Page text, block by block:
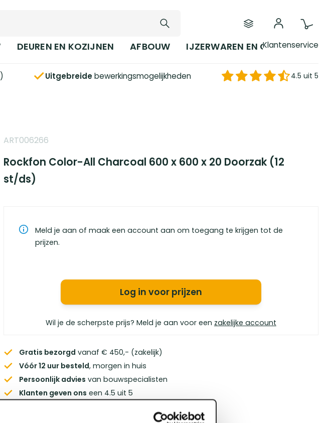
DEUREN EN KOZIJNEN AFBOUW IJZERWAREN EN GEREEDSCHAP
Klantenservice
Uitgebreidebewerkingsmogelijkheden 4.5 uit 5
ART006266
Rockfon Color-All Charcoal 600 x 600 x 20 Doorzak (12
st/ds)
Meld je aan of maak een account aan om toegang te krijgen tot de
prijzen.
Log in voor prijzen
Wil je de scherpste prijs? Meld je aan voor een zakelijke account
Gratis bezorgd vanaf € 450,- (zakelijk)
Vóór 12 uur besteld, morgen in huis
Persoonlijk advies van bouwspecialisten
Klanten geven ons een 4.5 uit 5